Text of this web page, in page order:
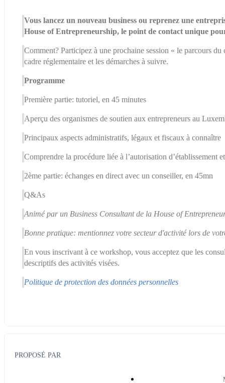
Vous lancez un nouveau business ou reprenez une
House of Entrepreneurship, le point de contact unique
Comment? Participez à une prochaine session « le parcours
cadre réglementaire et les démarches à suivre.
Programme
Première partie: tutoriel, en 45 minutes
Aperçu des organismes de soutien aux entrepreneurs au
Principaux aspects administratifs, légaux et fiscaux à connaître
Comprendre la procédure liée à l’autorisation d’établissement
2ème partie: échanges en direct avec un conseiller, en 45mn
Q&As
Animé par un Business Consultant de la House of
Bonne pratique: mentionnez votre secteur d'activité lors de
En vous inscrivant à ce workshop, vous acceptez que les
descriptifs des activités visées.
Politique de protection des données personnelles
PROPOSÉ PAR